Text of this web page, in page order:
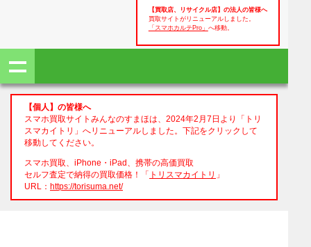
【買取店、リサイクル店】の法人の皆様へ
買取サイトがリニューアルしました。
「スマホカルテPro」 へ移動。
【個人】の皆様へ
スマホ買取サイトみんなのすまほは、2024年2月7日より「トリ
スマカイトリ」へリニューアルしました。下記をクリックして
移動してください。
スマホ買取、iPhone・iPad、携帯の高価買取
セルフ査定で納得の買取価格！「 トリスマカイトリ 」
URL： https://torisuma.net/